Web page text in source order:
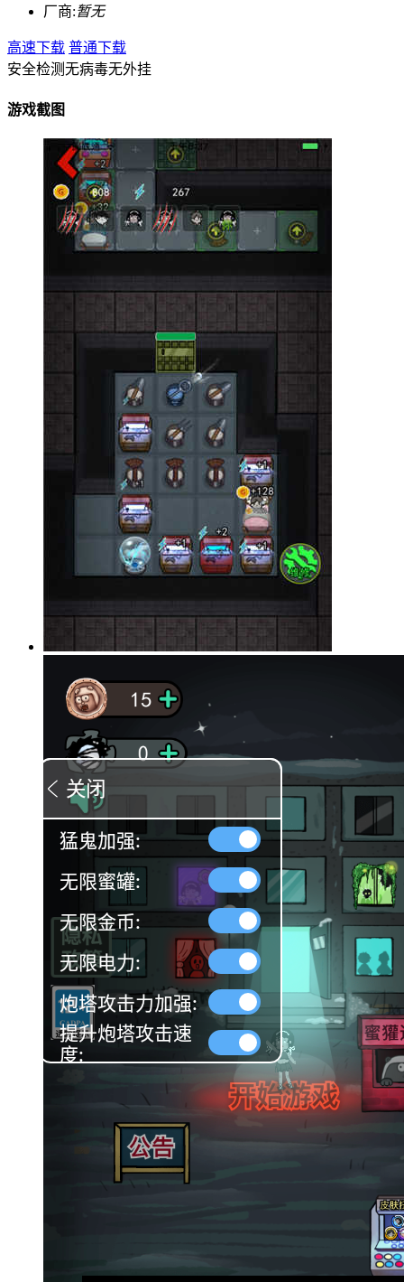
厂商:暂无
高速下载 普通下载
安全检测无病毒无外挂
游戏截图